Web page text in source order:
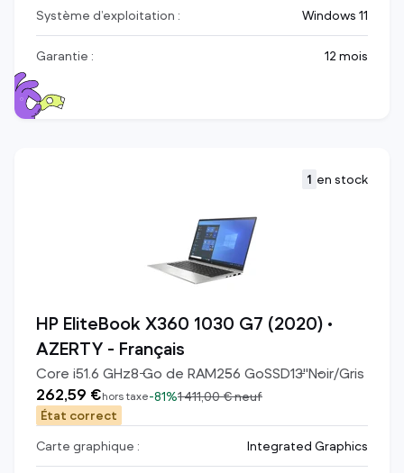
Système d’exploitation : Windows 11
Garantie : 12 mois
1 en stock
HP EliteBook X360 1030 G7 (2020) •
AZERTY - Français
Core i51.6 GHz8Go de RAM256 GoSSD13"Noir/Gris
262,59 €hors taxe-81%1 411,00 €neuf
État correct
Carte graphique :
Integrated Graphics